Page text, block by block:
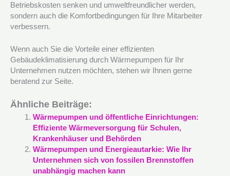
Betriebskosten senken und umweltfreundlicher werden,
sondern auch die Komfortbedingungen für Ihre Mitarbeiter
verbessern.
Wenn auch Sie die Vorteile einer effizienten
Gebäudeklimatisierung durch Wärmepumpen für Ihr
Unternehmen nutzen möchten, stehen wir Ihnen gerne
beratend zur Seite.
Ähnliche Beiträge:
Wärmepumpen und öffentliche Einrichtungen:
Effiziente Wärmeversorgung für Schulen,
Krankenhäuser und Behörden
Wärmepumpen und Energieautarkie: Wie Ihr
Unternehmen sich von fossilen Brennstoffen
unabhängig machen kann